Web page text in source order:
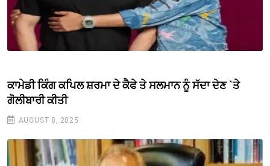
ਕਾਮੇਡੀ ਕਿੰਗ ਕਪਿਲ ਸ਼ਰਮਾ ਦੇ ਕੈਫੇ ਤੇ ਸਲਮਾਨ ਨੂੰ ਸੱਦਾ ਦੇਣ `ਤੇ
ਗੋਲੀਬਾਰੀ ਕੀਤੀ
AUGUST 8, 2025